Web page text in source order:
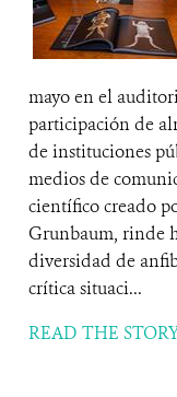
mayo en el
participación de
de instituciones
medios de
científico creado
Grunbaum, rinde
diversidad de
crítica situaci...
READ THE